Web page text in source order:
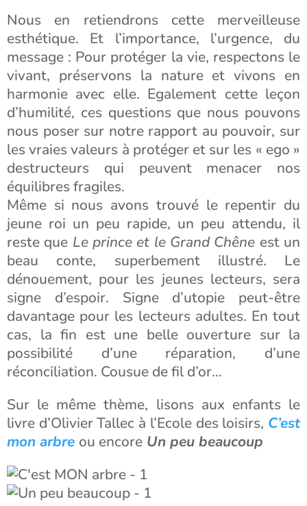
Nous en retiendrons cette merveilleuse
esthétique. Et l’importance, l’urgence, du
message : Pour protéger la vie, respectons le
vivant, préservons la nature et vivons en
harmonie avec elle. Egalement cette leçon
d’humilité, ces questions que nous pouvons
nous poser sur notre rapport au pouvoir, sur
les vraies valeurs à protéger et sur les « ego »
destructeurs qui peuvent menacer nos
équilibres fragiles.
Même si nous avons trouvé le repentir du
jeune roi un peu rapide, un peu attendu, il
reste que Le prince et le Grand Chêne est un
beau conte, superbement illustré. Le
dénouement, pour les jeunes lecteurs, sera
signe d’espoir. Signe d’utopie peut-être
davantage pour les lecteurs adultes. En tout
cas, la fin est une belle ouverture sur la
possibilité d’une réparation, d’une
réconciliation. Cousue de fil d’or…
Sur le même thème, lisons aux enfants le
livre d’Olivier Tallec à l’Ecole des loisirs, C’est
mon arbre ou encore Un peu beaucoup